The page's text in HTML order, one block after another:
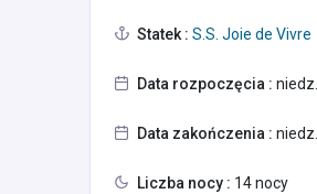
Statek : S.S. Joie de Vivre
Data rozpoczęcia :
Data zakończenia :
Liczba nocy : 14 nocy